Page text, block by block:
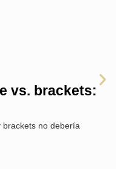
vs. brackets:
brackets no debería